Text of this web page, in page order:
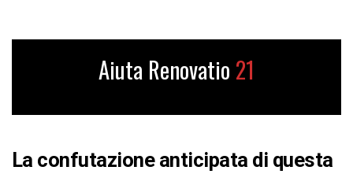
Aiuta Renovatio 21
La confutazione anticipata di questa